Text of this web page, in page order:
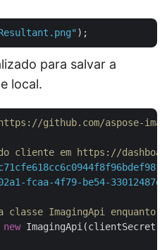
para salvar a
local.
github.com/aspose-
cliente em https://
fcaa-4f79-be54-
ImagingApi enquanto
new